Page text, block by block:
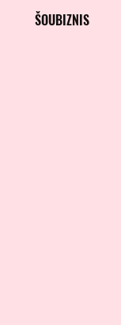
ŠOUBIZNIS